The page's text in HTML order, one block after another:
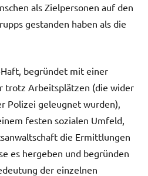
als Zielpersonen auf den
gestanden haben als die
begründet mit einer
trotz Arbeitsplätzen (die wider
Polizei geleugnet wurden),
festen sozialen Umfeld,
die Ermittlungen
es hergeben und begründen
der einzelnen